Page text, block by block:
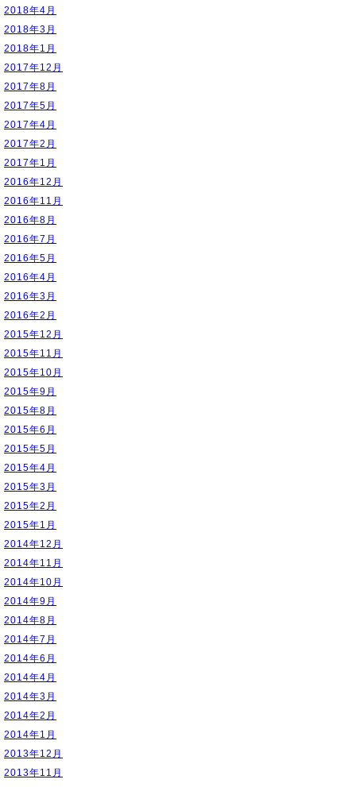
2018年4月
2018年3月
2018年1月
2017年12月
2017年8月
2017年5月
2017年4月
2017年2月
2017年1月
2016年12月
2016年11月
2016年8月
2016年7月
2016年5月
2016年4月
2016年3月
2016年2月
2015年12月
2015年11月
2015年10月
2015年9月
2015年8月
2015年6月
2015年5月
2015年4月
2015年3月
2015年2月
2015年1月
2014年12月
2014年11月
2014年10月
2014年9月
2014年8月
2014年7月
2014年6月
2014年4月
2014年3月
2014年2月
2014年1月
2013年12月
2013年11月